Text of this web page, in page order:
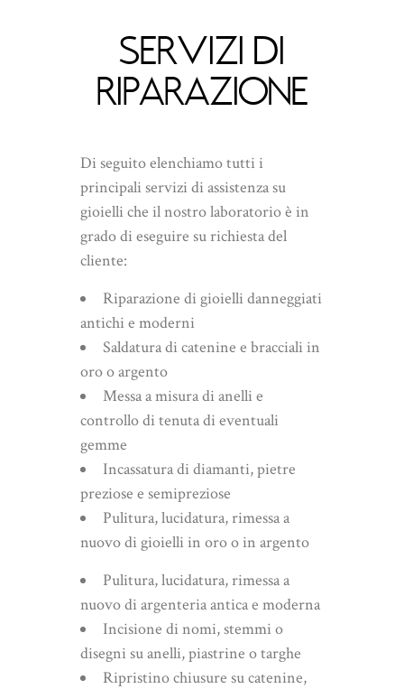
SERVIZI DI
RIPARAZIONE
Di seguito elenchiamo tutti i
principali servizi di assistenza su
gioielli che il nostro laboratorio è in
grado di eseguire su richiesta del
cliente:
Riparazione di gioielli danneggiati
antichi e moderni
Saldatura di catenine e bracciali in
oro o argento
Messa a misura di anelli e
controllo di tenuta di eventuali
gemme
Incassatura di diamanti, pietre
preziose e semipreziose
Pulitura, lucidatura, rimessa a
nuovo di gioielli in oro o in argento
Pulitura, lucidatura, rimessa a
nuovo di argenteria antica e moderna
Incisione di nomi, stemmi o
disegni su anelli, piastrine o targhe
Ripristino chiusure su catenine,